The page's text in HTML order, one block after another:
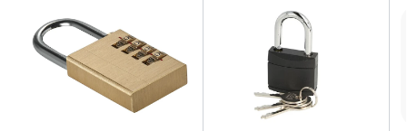
Det går exempelvis att integrera klubblogo,
särskilda färgkombinationer eller funktioner efter
behov.
Kontakta oss för dialog om era önskemål, krav och
möjligheter, så att vi tillsammans kan definiera den